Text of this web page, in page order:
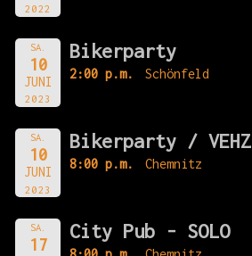
2022
SA.
10
JUNI
2023
Bikerparty
2:00 p.m. Schönfeld
SA.
10
JUNI
2023
Bikerparty / VEHZ
8:00 p.m. Chemnitz
SA.
17
City Pub - SOLO